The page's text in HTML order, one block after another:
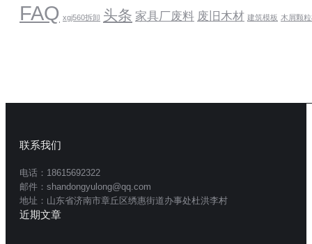
FAQ xgj560拆卸 头条 家具厂废料 废旧木材 建筑模板 木屑颗
联系我们
电话：18615692322
邮件：shandongyulong@qq.com
地址：山东省济南市章丘区绣惠街道办事处杜洪李村
近期文章